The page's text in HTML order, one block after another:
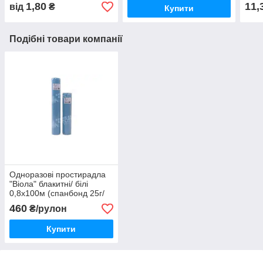
від 1,80 ₴ Купити
Подібні товари компанії
Одноразові простирадла
"Віола" блакитні/ білі
0,8х100м (спанбонд 25г/
460 ₴/рулон
Купити